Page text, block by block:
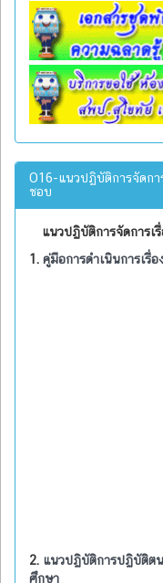
O16-แนวปฏิบัติการจัดกา
ชอบ
แนวปฏิบัติการจัดการเ
1. คู่มือการดำเนินการเรื่อ
2. แนวปฏิบัติการปฏิบัติตน
ศึกษา